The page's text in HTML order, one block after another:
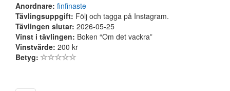
Anordnare: finfinaste
Tävlingsuppgift: Följ och tagga på Instagram.
Tävlingen slutar: 2026-05-25
Vinst i tävlingen: Boken “Om det vackra”
Vinstvärde: 200 kr
Betyg: